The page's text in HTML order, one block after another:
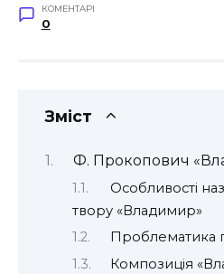
КОМЕНТАРІ
0
Зміст
Ф. Прокопович
Особливості
твору «Владимир»
Проблематика
Композиція